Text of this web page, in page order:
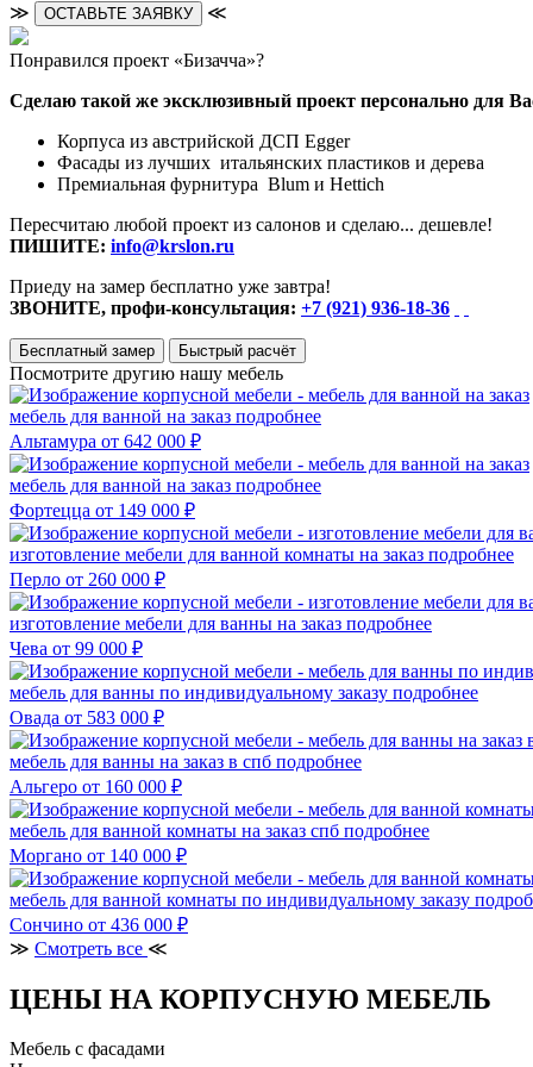
≫ ОСТАВЬТЕ ЗАЯВКУ ≪
Понравился проект «Бизачча»?
Сделаю такой же эксклюзивный проект персонально для
Корпуса из австрийской ДСП Egger
Фасады из лучших итальянских пластиков и дерева
Премиальная фурнитура Blum и Hettich
Пересчитаю любой проект из салонов и сделаю... дешевле!
ПИШИТЕ: info@krslon.ru
Приеду на замер бесплатно уже завтра!
ЗВОНИТЕ, профи-консультация: +7 (921) 936-18-36
Бесплатный замер Быстрый расчёт
Посмотрите другию нашу мебель
мебель для ванной на заказ подробнее
Альтамура от 642 000 ₽
мебель для ванной на заказ подробнее
Фортецца от 149 000 ₽
изготовление мебели для ванной комнаты на заказ подробнее
Перло от 260 000 ₽
изготовление мебели для ванны на заказ подробнее
Чева от 99 000 ₽
мебель для ванны по индивидуальному заказу подробнее
Овада от 583 000 ₽
мебель для ванны на заказ в спб подробнее
Альгеро от 160 000 ₽
мебель для ванной комнаты на заказ спб подробнее
Моргано от 140 000 ₽
мебель для ванной комнаты по индивидуальному заказу
Сончино от 436 000 ₽
≫ Смотреть все ≪
ЦЕНЫ НА КОРПУСНУЮ МЕБЕЛЬ
Мебель с фасадами